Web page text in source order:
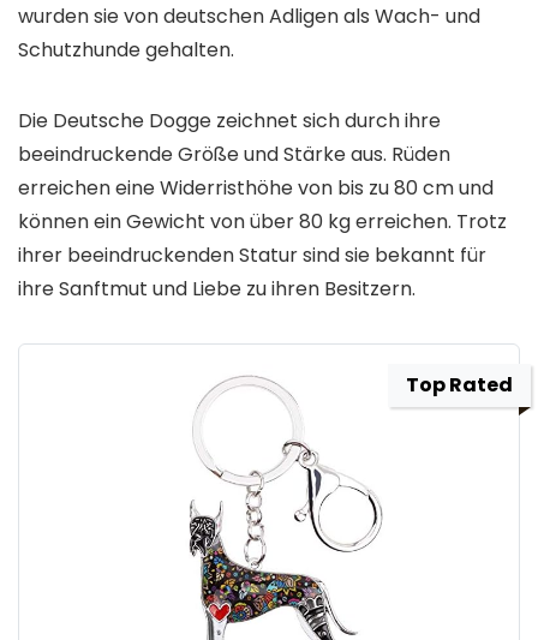
wurden sie von deutschen Adligen als Wach- und
Schutzhunde gehalten.
Die Deutsche Dogge zeichnet sich durch ihre
beeindruckende Größe und Stärke aus. Rüden
erreichen eine Widerristhöhe von bis zu 80 cm und
können ein Gewicht von über 80 kg erreichen. Trotz
ihrer beeindruckenden Statur sind sie bekannt für
ihre Sanftmut und Liebe zu ihren Besitzern.
Top Rated